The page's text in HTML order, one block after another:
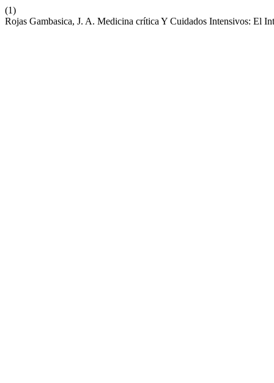
(1)
Rojas Gambasica, J. A. Medicina crítica Y Cuidados Intensivos: El